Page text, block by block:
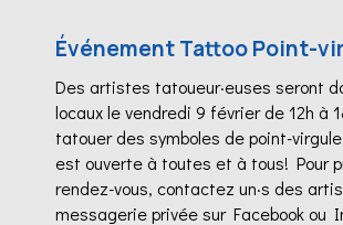
Événement Tattoo Point-
Des artistes tatoueur·euses seront
locaux le vendredi 9 février de 12h à
tatouer des symboles de point-
est ouverte à toutes et à tous! Pour
rendez-vous, contactez un·s des
messagerie privée sur Facebook ou